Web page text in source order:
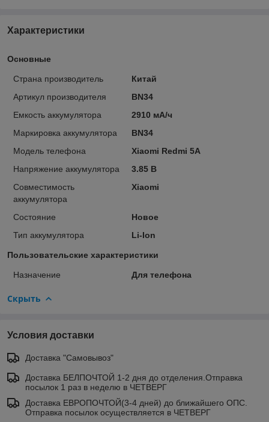
Характеристики
Основные
Страна производитель
Китай
Артикул производителя
BN34
Емкость аккумулятора
2910 мА/ч
Маркировка аккумулятора
BN34
Модель телефона
Xiaomi Redmi 5A
Напряжение аккумулятора
3.85 В
Совместимость
аккумулятора
Xiaomi
Состояние
Новое
Тип аккумулятора
Li-Ion
Пользовательские характеристики
Назначение Для телефона
Скрыть
Условия доставки
Доставка "Самовывоз"
Доставка БЕЛПОЧТОЙ 1-2 дня до отделения.Отправка
посылок 1 раз в неделю в ЧЕТВЕРГ
Доставка ЕВРОПОЧТОЙ(3-4 дней) до ближайшего ОПС.
Отправка посылок осуществляется в ЧЕТВЕРГ